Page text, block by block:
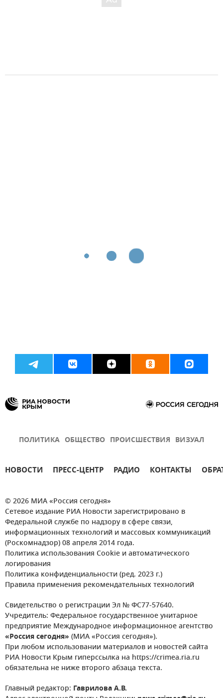
ПОЛИТИКА ОБЩЕСТВО ПРОИСШЕСТВИЯ ВИЗУАЛ
НОВОСТИ ПРЕСС-ЦЕНТР РАДИО КОНТАКТЫ
© 2026 МИА «Россия сегодня»
Сетевое издание РИА Новости зарегистрировано в
Федеральной службе по надзору в сфере связи,
информационных технологий и массовых коммуникаций
(Роскомнадзор) 08 апреля 2014 года.
Политика использования Cookie и автоматического
логирования
Политика конфиденциальности (ред. 2023 г.)
Правила применения рекомендательных технологий
Свидетельство о регистрации Эл № ФС77-57640.
Учредитель: Федеральное государственное унитарное
предприятие Международное информационное агентство
«Россия сегодня» (МИА «Россия сегодня»).
При любом использовании материалов и новостей сайта
РИА Новости Крым гиперссылка на https://crimea.ria.ru
обязательна не ниже второго абзаца текста.
Главный редактор: Гаврилова А.В.